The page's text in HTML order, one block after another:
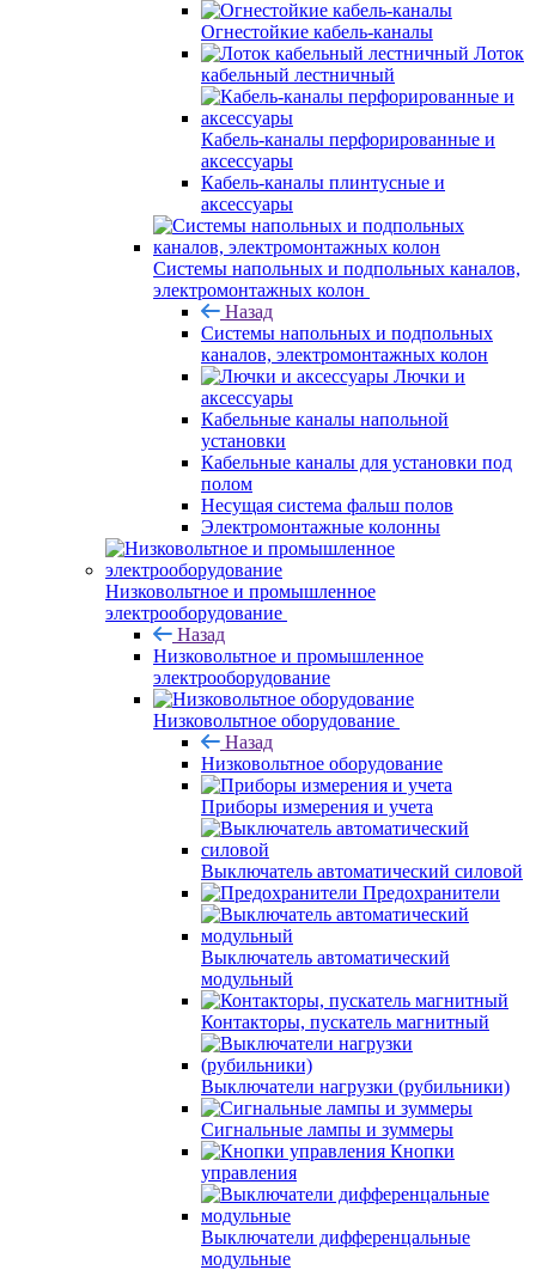
Огнестойкие кабель-каналы
Лоток
кабельный лестничный
Кабель-каналы перфорированные и
аксессуары
Кабель-каналы плинтусные и
аксессуары
Системы напольных и подпольных каналов,
электромонтажных колон
Назад
Системы напольных и подпольных
каналов, электромонтажных колон
Лючки и
аксессуары
Кабельные каналы напольной
установки
Кабельные каналы для установки под
полом
Несущая система фальш полов
Электромонтажные колонны
Низковольтное и промышленное
электрооборудование
Назад
Низковольтное и промышленное
электрооборудование
Низковольтное оборудование
Назад
Низковольтное оборудование
Приборы измерения и учета
Выключатель автоматический силовой
Предохранители
Выключатель автоматический
модульный
Контакторы, пускатель магнитный
Выключатели нагрузки (рубильники)
Сигнальные лампы и зуммеры
Кнопки
управления
Выключатели дифференцальные
модульные